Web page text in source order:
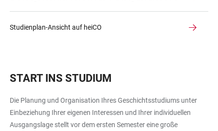
Studienplan-Ansicht auf heiCO
START INS STUDIUM
Die Planung und Organisation Ihres Geschichtsstudiums unter
Einbeziehung Ihrer eigenen Interessen und Ihrer individuellen
Ausgangslage stellt vor dem ersten Semester eine große